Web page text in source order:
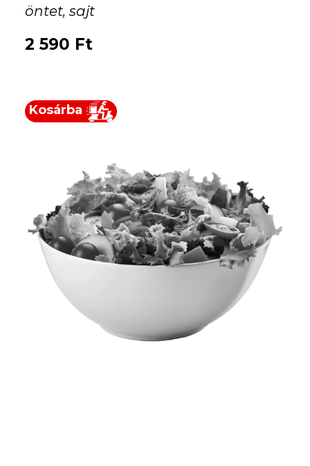
öntet, sajt
2 590 Ft
Kosárba